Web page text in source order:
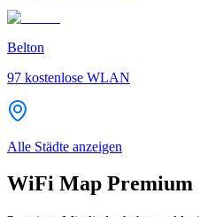
Belton
97 kostenlose WLAN
Alle Städte anzeigen
WiFi Map Premium